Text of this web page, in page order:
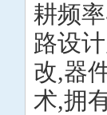
耕频
路设
改,器
术,拥